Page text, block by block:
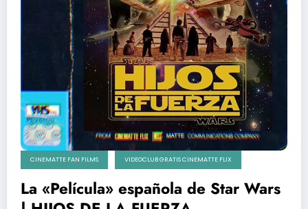
CINEMATTE FAN FILMS VIDEOCLUB GRATIS CINEMATTE FLIX
La «Película» española de Star Wars